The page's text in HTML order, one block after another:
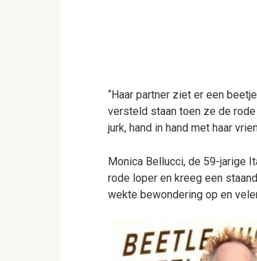
“Haar partner ziet er een
versteld staan toen ze de
jurk, hand in hand met haar
Monica Bellucci, de 59-jarige
rode loper en kreeg een
wekte bewondering op en